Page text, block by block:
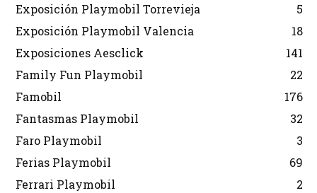
Exposición Playmobil Torrevieja
5
Exposición Playmobil Valencia
18
Exposiciones Aesclick
141
Family Fun Playmobil
22
Famobil
176
Fantasmas Playmobil
32
Faro Playmobil
3
Ferias Playmobil
69
Ferrari Playmobil
2